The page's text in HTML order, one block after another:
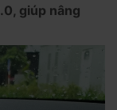
giúp nâng